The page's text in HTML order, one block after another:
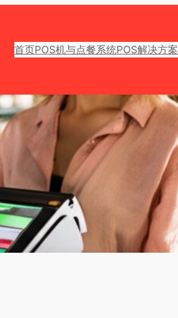
首页POS机与点餐系统POS解决方案